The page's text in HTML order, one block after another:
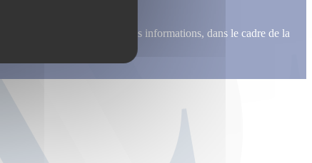
pour m’envoyer des informations, dans le cadre de la